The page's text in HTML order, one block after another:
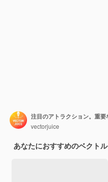
vectorjuice
あなたにおすすめのベクトル